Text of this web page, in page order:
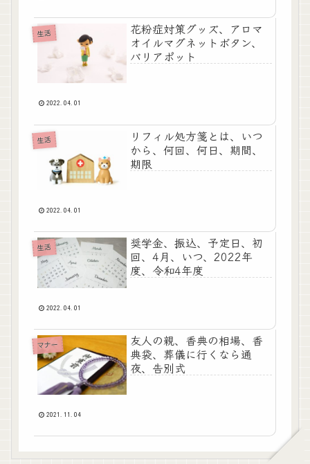
生活
花粉症対策グッズ、アロマ
オイルマグネットボタン、
バリアポット
2022.04.01
生活
リフィル処方箋とは、いつ
から、何回、何日、期間、
期限
2022.04.01
生活
奨学金、振込、予定日、初
回、4月、いつ、2022年
度、令和4年度
2022.04.01
マナー
友人の親、香典の相場、香
典袋、葬儀に行くなら通
夜、告別式
2021.11.04